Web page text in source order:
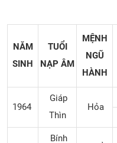
NĂM
SINH
TUỔI
NẠP ÂM
MỆNH
NGŨ
HÀNH
1964
Giáp
Thìn
Hỏa
Bính